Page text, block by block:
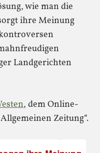
wie man die
ihre Meinung
Landgerichten
, dem Online-
Zeitung“.